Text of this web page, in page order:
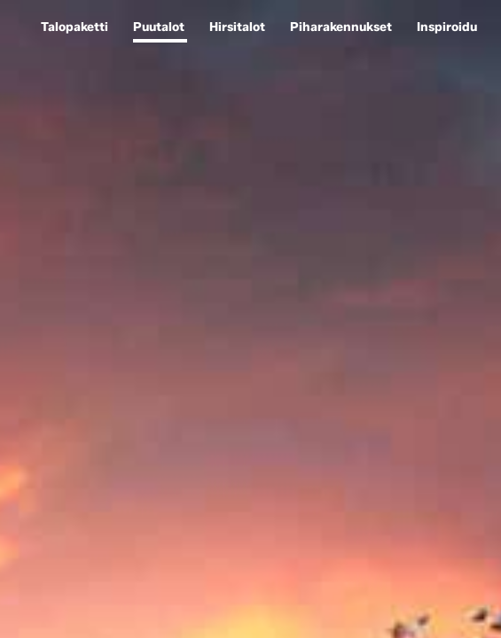
Talopaketti Puutalot Hirsitalot Piharakennukset Inspiroidu